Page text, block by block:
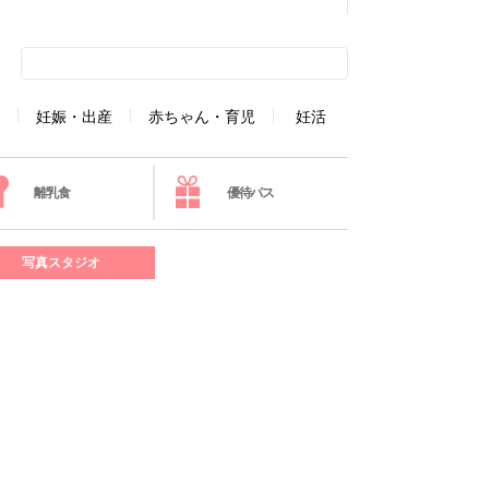
妊娠・出産 赤ちゃん・育児 妊活
離乳食 優待パス
写真スタジオ